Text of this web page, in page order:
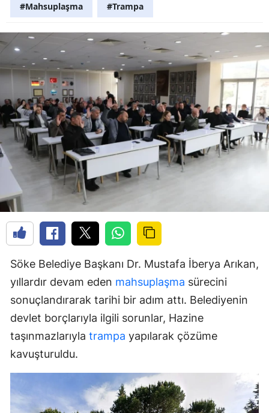
#Mahsuplaşma #Trampa
Söke Belediye Başkanı Dr. Mustafa İberya Arıkan,
yıllardır devam eden mahsuplaşma sürecini
sonuçlandırarak tarihi bir adım attı. Belediyenin
devlet borçlarıyla ilgili sorunlar, Hazine
taşınmazlarıyla trampa yapılarak çözüme
kavuşturuldu.